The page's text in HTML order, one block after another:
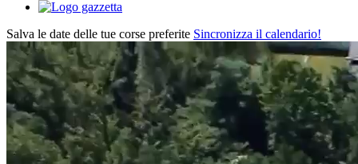
Salva le date delle tue corse preferite Sincronizza il calendario!